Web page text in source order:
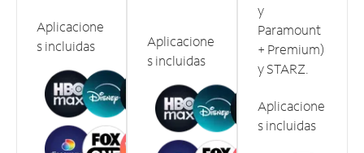
Aplicacione
s incluidas
Aplicacione
s incluidas
y
Paramount
+ Premium)
y STARZ.
Aplicacione
s incluidas